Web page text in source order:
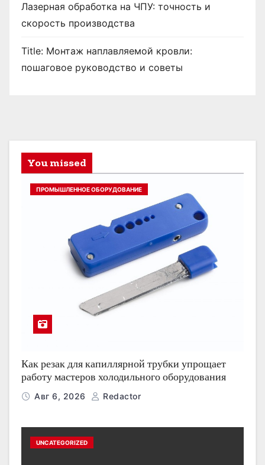
Лазерная обработка на ЧПУ: точность и
скорость производства
Title: Монтаж наплавляемой кровли:
пошаговое руководство и советы
You missed
ПРОМЫШЛЕННОЕ ОБОРУДОВАНИЕ
Как резак для капиллярной трубки упрощает
работу мастеров холодильного оборудования
Авг 6, 2026 Redactor
UNCATEGORIZED